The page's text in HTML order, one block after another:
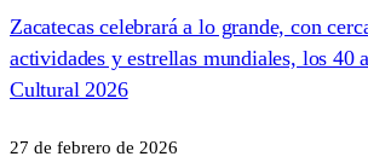
Zacatecas celebrará a lo grande, con
actividades y estrellas mundiales, los 40
Cultural 2026
27 de febrero de 2026